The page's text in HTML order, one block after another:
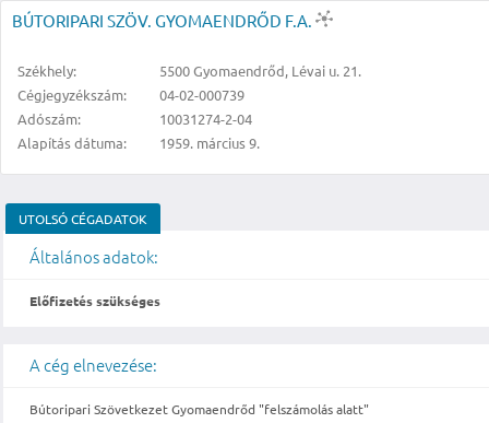
BÚTORIPARI SZÖV. GYOMAENDRŐD F.A.
Székhely:
5500 Gyomaendrőd, Lévai u. 21.
Cégjegyzékszám:
04-02-000739
Adószám:
10031274-2-04
Alapítás dátuma:
1959. március 9.
UTOLSÓ CÉGADATOK
Általános adatok:
Előfizetés szükséges
A cég elnevezése:
Bútoripari Szövetkezet Gyomaendrőd "felszámolás alatt"